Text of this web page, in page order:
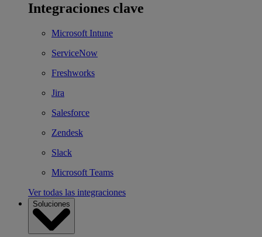
Integraciones clave
Microsoft Intune
ServiceNow
Freshworks
Jira
Salesforce
Zendesk
Slack
Microsoft Teams
Ver todas las integraciones
Soluciones